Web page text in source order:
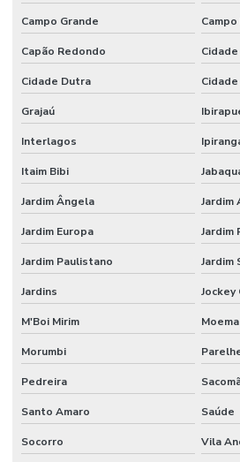
Manutenção camera ip
Manutenção de catracas de acesso
Manutenção controle de acesso
Poste com camera
Poste com câmera integrada para
Poste com leitor lpr
Projeto de cftv com câmeras ip
Projeto de cftv para condomínio
Projeto de cftv para condomínio de alto
Projeto cftv predial
Projeto cftv residencial
Projeto de circuito fechado de tv
Campo Grande
Capão Redondo
Cidade Dutra Cidade
Grajaú
Interlagos
Itaim Bibi
Jardim Ângela Jardim
Jardim Europa Jardim
Jardim Paulistano Jardim
Jardins Jockey
M'Boi Mirim Moema
Morumbi
Pedreira
Santo Amaro Saúde
Socorro Vila